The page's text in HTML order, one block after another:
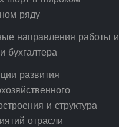
ряду
направления работы и
бухгалтера
развития
и структура
отрасли